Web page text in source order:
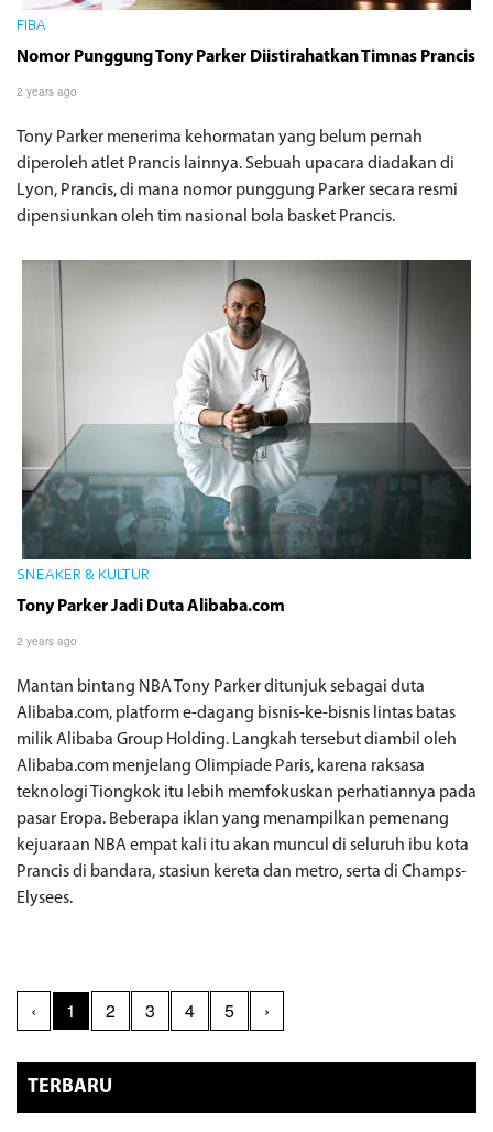
FIBA
Nomor Punggung Tony Parker Diistirahatkan Timnas Prancis
2 years ago
Tony Parker menerima kehormatan yang belum pernah
diperoleh atlet Prancis lainnya. Sebuah upacara diadakan di
Lyon, Prancis, di mana nomor punggung Parker secara resmi
dipensiunkan oleh tim nasional bola basket Prancis.
SNEAKER & KULTUR
Tony Parker Jadi Duta Alibaba.com
2 years ago
Mantan bintang NBA Tony Parker ditunjuk sebagai duta
Alibaba.com, platform e-dagang bisnis-ke-bisnis lintas batas
milik Alibaba Group Holding. Langkah tersebut diambil oleh
Alibaba.com menjelang Olimpiade Paris, karena raksasa
teknologi Tiongkok itu lebih memfokuskan perhatiannya pada
pasar Eropa. Beberapa iklan yang menampilkan pemenang
kejuaraan NBA empat kali itu akan muncul di seluruh ibu kota
Prancis di bandara, stasiun kereta dan metro, serta di Champs-
Elysees.
‹ 1 2 3 4 5 ›
TERBARU